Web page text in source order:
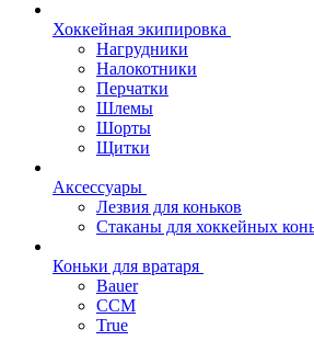
Хоккейная экипировка
Нагрудники
Налокотники
Перчатки
Шлемы
Шорты
Щитки
Аксессуары
Лезвия для коньков
Стаканы для хоккейных
Коньки для вратаря
Bauer
CCM
True